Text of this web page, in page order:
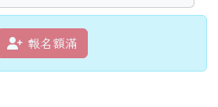
報名額滿